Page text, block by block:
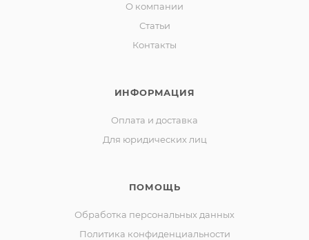
О компании
Статьи
Контакты
ИНФОРМАЦИЯ
Оплата и доставка
Для юридических лиц
ПОМОЩЬ
Обработка персональных данных
Политика конфиденциальности